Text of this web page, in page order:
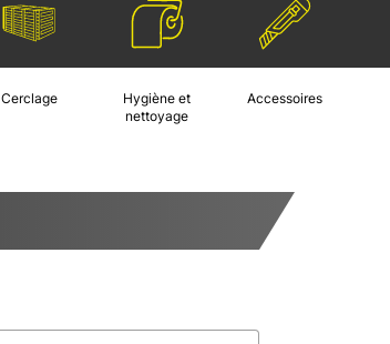
Cerclage
Hygiène et
nettoyage
Accessoires